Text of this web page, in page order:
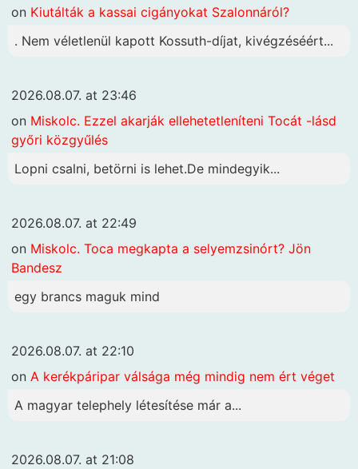
on Kiutálták a kassai cigányokat Szalonnáról?
. Nem véletlenül kapott Kossuth-díjat, kivégzéséért...
2026.08.07. at 23:46
on Miskolc. Ezzel akarják ellehetetleníteni Tocát -lásd
győri közgyűlés
Lopni csalni, betörni is lehet.De mindegyik...
2026.08.07. at 22:49
on Miskolc. Toca megkapta a selyemzsinórt? Jön
Bandesz
egy brancs maguk mind
2026.08.07. at 22:10
on A kerékpáripar válsága még mindig nem ért véget
A magyar telephely létesítése már a...
2026.08.07. at 21:08